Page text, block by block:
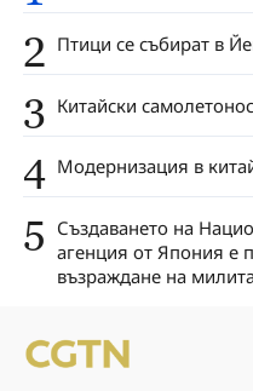
2 Птици се събират в
3 Китайски
4 Модернизация в
5 Създаването на
агенция от Япония е
възраждане на